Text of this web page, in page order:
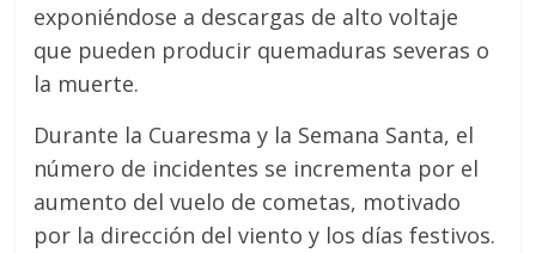
exponiéndose a descargas de alto voltaje
que pueden producir quemaduras severas o
la muerte.
Durante la Cuaresma y la Semana Santa, el
número de incidentes se incrementa por el
aumento del vuelo de cometas, motivado
por la dirección del viento y los días festivos.